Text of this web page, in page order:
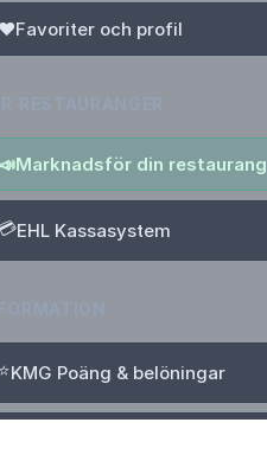
❤️Favoriter och profil
📣Marknadsför din restaurang
💳EHL Kassasystem
⭐KMG Poäng & belöningar